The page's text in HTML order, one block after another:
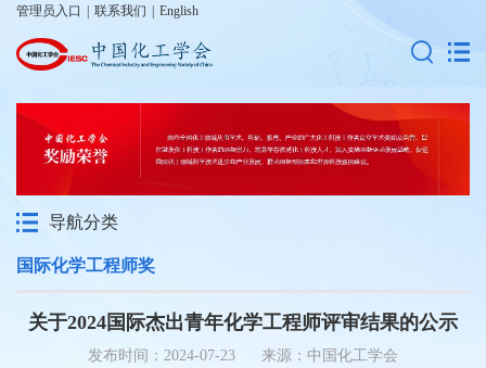
管理员入口 联系我们 English
导航分类
国际化学工程师奖
关于2024国际杰出青年化学工程师评审结果的公示
发布时间：2024-07-23 来源：中国化工学会